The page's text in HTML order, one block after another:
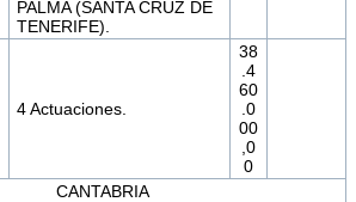
PALMA (SANTA CRUZ DE
TENERIFE).
4 Actuaciones.
38
.4
60
.0
00
,0
0
CANTABRIA